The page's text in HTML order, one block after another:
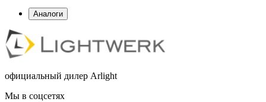
Аналоги
официальный дилер Arlight
Мы в соцсетях